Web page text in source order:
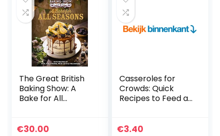
The Great British
Baking Show: A
Bake for All
€30.00
Casseroles for
Crowds: Quick
Recipes to Feed a
€3.40